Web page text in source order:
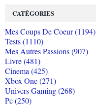
CATÉGORIES
Mes Coups De Coeur (1194)
Tests (1110)
Mes Autres Passions (907)
Livre (481)
Cinema (425)
Xbox One (271)
Univers Gaming (268)
Pc (250)